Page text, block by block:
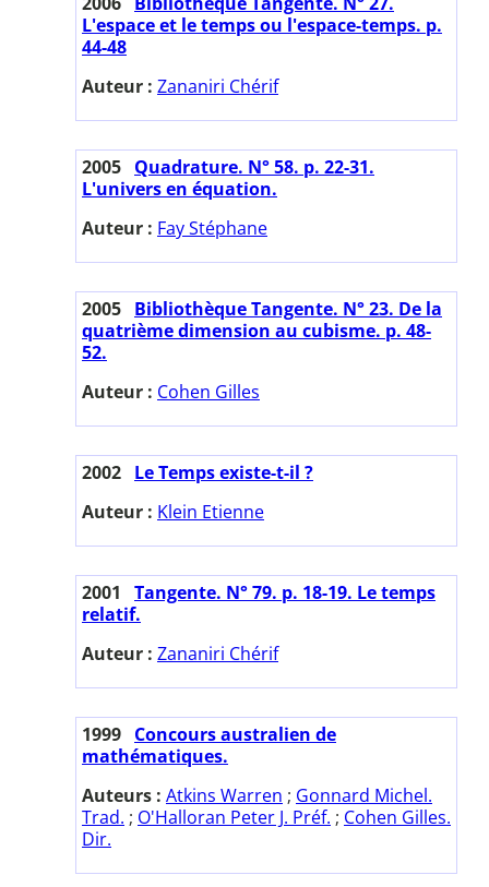
L'espace et le temps ou l'espace-temps. p.
44-48
Auteur : Zananiri Chérif
2005 Quadrature. N° 58. p. 22-31.
L'univers en équation.
Auteur : Fay Stéphane
2005 Bibliothèque Tangente. N° 23. De la
quatrième dimension au cubisme. p. 48-
52.
Auteur : Cohen Gilles
2002 Le Temps existe-t-il ?
Auteur : Klein Etienne
2001
Tangente. N° 79. p. 18-19. Le temps
relatif.
Auteur : Zananiri Chérif
1999 Concours australien de
mathématiques.
Auteurs : Atkins Warren ; Gonnard Michel.
Trad. ; O'Halloran Peter J. Préf. ; Cohen Gilles.
Dir.